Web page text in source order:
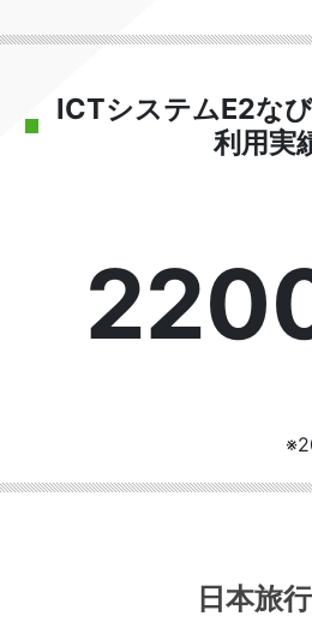
ICTシステムE2なび
利用実
日本旅